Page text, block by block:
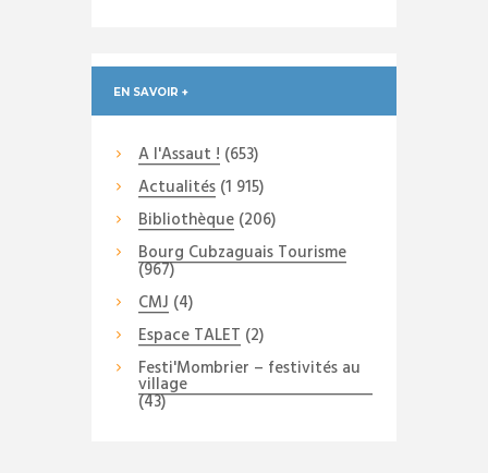
EN SAVOIR +
A l'Assaut ! (653)
Actualités(1 915)
Bibliothèque(206)
Bourg Cubzaguais Tourisme
(967)
CMJ (4)
Espace TALET (2)
Festi'Mombrier – festivités au
village
(43)